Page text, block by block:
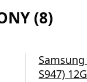
(8)
Samsung
S947)